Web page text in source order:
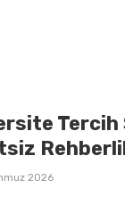
Tercih
2026